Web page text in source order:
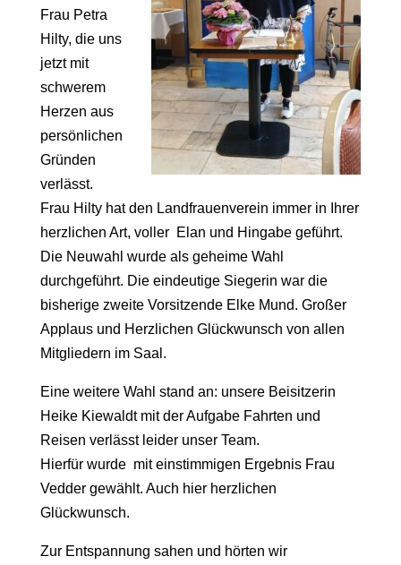
Frau Petra
Hilty, die uns
jetzt mit
schwerem
Herzen aus
persönlichen
Gründen
verlässt.
Frau Hilty hat den Landfrauenverein immer in Ihrer
herzlichen Art, voller Elan und Hingabe geführt.
Die Neuwahl wurde als geheime Wahl
durchgeführt. Die eindeutige Siegerin war die
bisherige zweite Vorsitzende Elke Mund. Großer
Applaus und Herzlichen Glückwunsch von allen
Mitgliedern im Saal.
Eine weitere Wahl stand an: unsere Beisitzerin
Heike Kiewaldt mit der Aufgabe Fahrten und
Reisen verlässt leider unser Team.
Hierfür wurde mit einstimmigen Ergebnis Frau
Vedder gewählt. Auch hier herzlichen
Glückwunsch.
Zur Entspannung sahen und hörten wir